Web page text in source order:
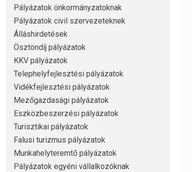
Pályázatok önkormányzatoknak
Pályázatok civil szervezeteknek
Álláshirdetések
Ösztöndíj pályázatok
KKV pályázatok
Telephelyfejlesztési pályázatok
Vidékfejlesztési pályázatok
Mezőgazdasági pályázatok
Eszközbeszerzési pályázatok
Turisztikai pályázatok
Falusi turizmus pályázatok
Munkahelyteremtő pályázatok
Pályázatok egyéni vállalkozóknak